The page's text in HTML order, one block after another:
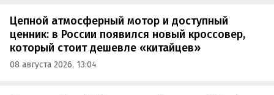
Цепной атмосферный мотор и доступный
ценник: в России появился новый кроссовер,
который стоит дешевле «китайцев»
08 августа 2026, 13:04